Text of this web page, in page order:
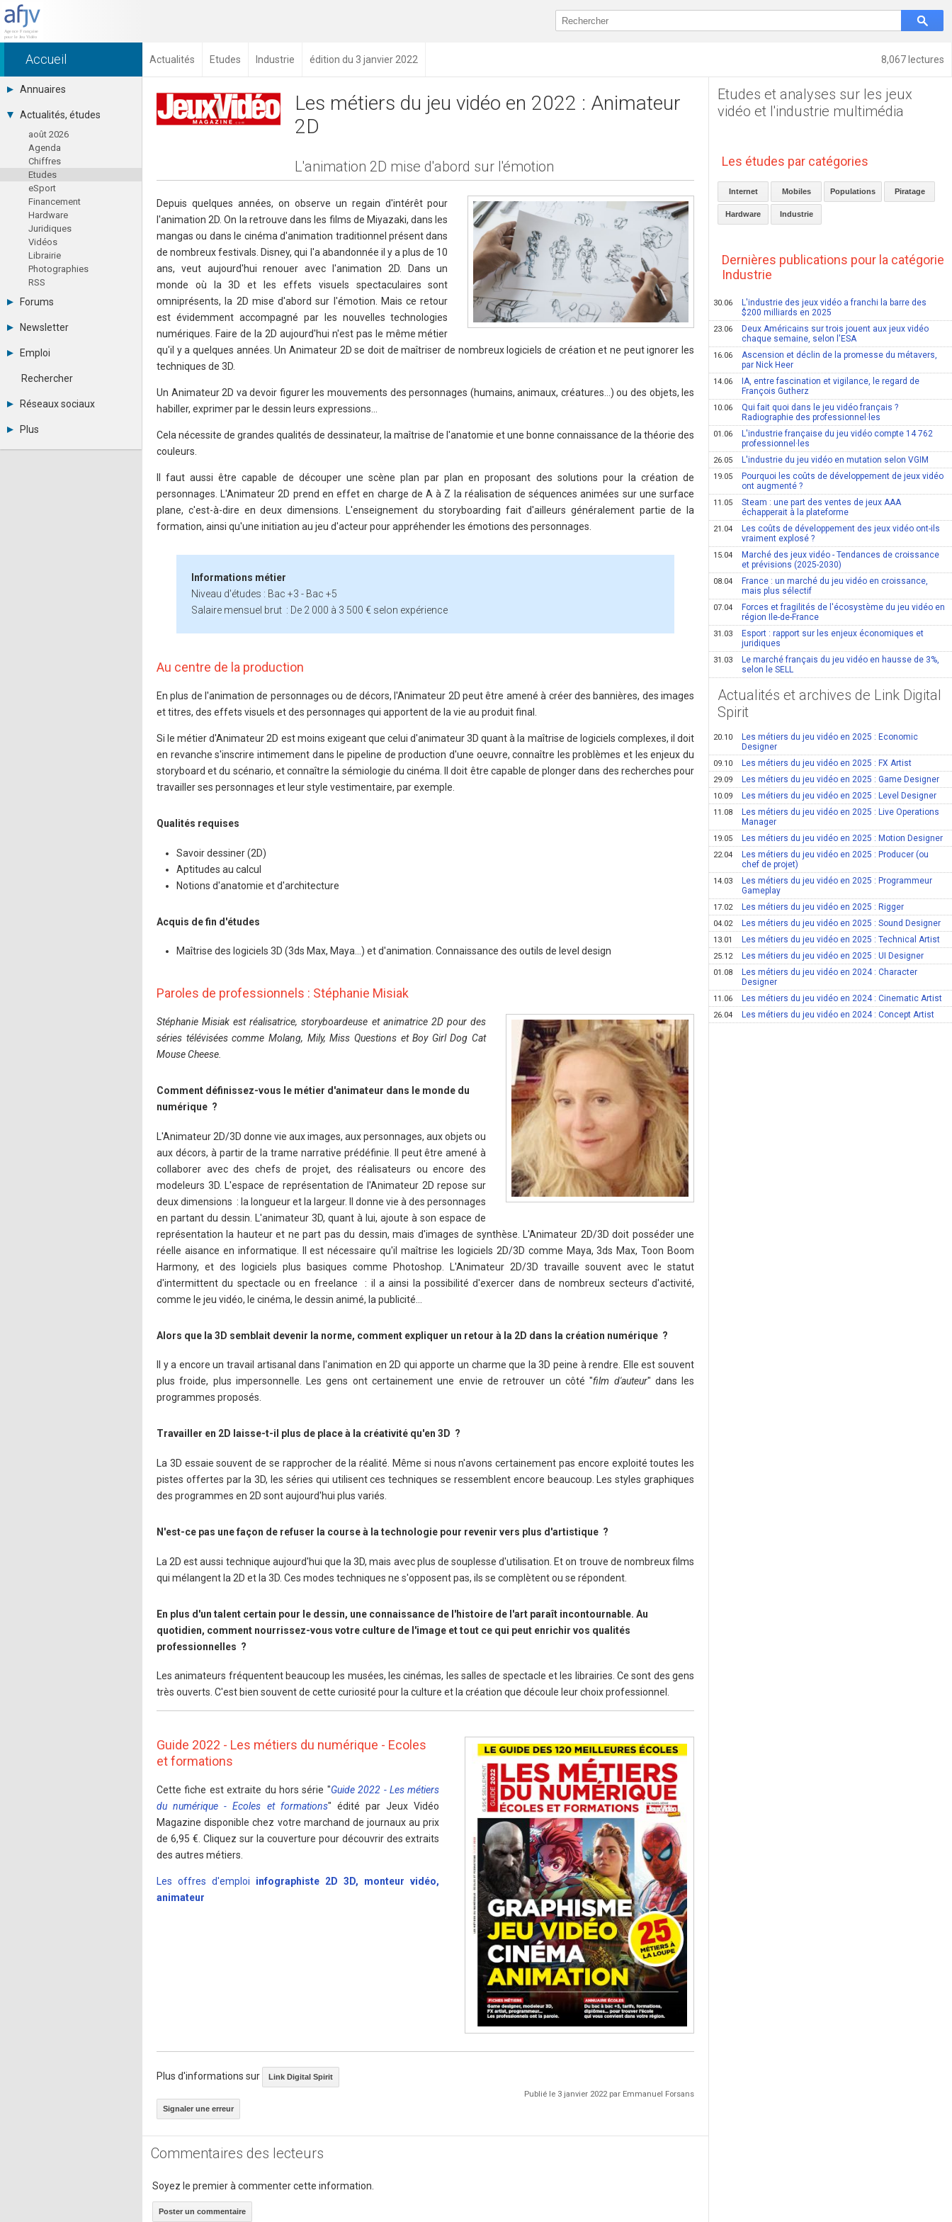
8,067 lectures
Accueil Actualités Etudes Industrie édition du 3 janvier 2022
Annuaires
Toutes les sociétés (691)
Studios (418)
Editeurs (49)
Distributeurs (16)
Hard. / Accessoires (10)
Middlewares (15)
Prestataires (99)
Assoc. / Syndicats (21)
Formations / Ecoles (46)
Presse spécialisée (17)
Actualités, études
août 2026
Agenda
Chiffres
Etudes
eSport
Financement
Hardware
Juridiques
Vidéos
Librairie
Photographies
RSS
Forums
Tous les forums
Se connecter
Messages privés
Contacter un modérateur
Newsletter
Archives
Abonnement
Emploi
Consulter les annonces
Observatoire de l'emploi
Rechercher
Réseaux sociaux
LinkedIn
Plus
Annonceurs
Les métiers du jeu vidéo en 2022 : Animateur
2D
L'animation 2D mise d'abord sur l'émotion
Depuis quelques années, on observe un regain d'intérêt pour
l'animation 2D. On la retrouve dans les films de ­Miyazaki, dans les
mangas ou dans le cinéma d'animation traditionnel présent dans
de nombreux festivals. Disney, qui l'a abandonnée il y a plus de 10
ans, veut aujourd'hui renouer avec l'animation 2D. Dans un
monde où la 3D et les effets visuels spectaculaires sont
omniprésents, la 2D mise d'abord sur l'émotion. Mais ce retour
est évidemment accompagné par les nouvelles technologies
numériques. Faire de la 2D aujourd'hui n'est pas le même métier
qu'il y a quelques années. Un Animateur 2D se doit de maîtriser de nombreux logiciels de création et ne peut ignorer les
techniques de 3D.
Un Animateur 2D va devoir figurer les mouvements des personnages (humains, animaux, créatures…) ou des objets, les
habiller, exprimer par le dessin leurs expressions…
Cela nécessite de grandes qualités de dessinateur, la maîtrise de l'anatomie et une bonne connaissance de la théorie des
couleurs.
Il faut aussi être capable de découper une scène plan par plan en proposant des solutions pour la création de
personnages. L'Animateur 2D prend en effet en charge de A à Z la réalisation de séquences animées sur une surface
plane, c'est-à-dire en deux dimensions. L'enseignement du storyboarding fait d'ailleurs généralement partie de la
formation, ainsi qu'une initiation au jeu d'acteur pour appréhender les émotions des personnages.
Informations métier
Niveau d'études : Bac +3 - Bac +5
Salaire mensuel brut : De 2 000 à 3 500 € selon expérience
Au centre de la production
En plus de l'animation de personnages ou de décors, l'Animateur 2D peut être amené à créer des bannières, des images
et titres, des effets visuels et des personnages qui apportent de la vie au produit final.
Si le métier d'Animateur 2D est moins exigeant que celui d'animateur 3D quant à la maîtrise de logiciels complexes, il doit
en revanche s'inscrire intimement dans le pipeline de production d'une oeuvre, connaître les problèmes et les enjeux du
storyboard et du scénario, et connaître la sémiologie du cinéma. Il doit être capable de plonger dans des recherches pour
travailler ses personnages et leur style vestimentaire, par exemple.
Qualités requises
Savoir dessiner (2D)
Aptitudes au calcul
Notions d'anatomie et d'architecture
Acquis de fin d'études
Maîtrise des logiciels 3D (3ds Max, Maya…) et d'animation. Connaissance des outils de level design
Paroles de professionnels : Stéphanie Misiak
Stéphanie Misiak est réalisatrice, storyboardeuse et animatrice 2D pour des
séries télévisées comme Molang, Mily, Miss Questions et Boy Girl Dog Cat
Mouse Cheese.
Comment définissez-vous le métier d'animateur dans le monde du
numérique ?
L'Animateur 2D/3D donne vie aux images, aux personnages, aux objets ou
aux décors, à partir de la trame narrative prédéfinie. Il peut être amené à
collaborer avec des chefs de projet, des réalisateurs ou encore des
modeleurs 3D. L'espace de représentation de l'Animateur 2D repose sur
deux dimensions : la longueur et la largeur. Il donne vie à des personnages
en partant du dessin. L'animateur 3D, quant à lui, ajoute à son espace de
représentation la hauteur et ne part pas du dessin, mais d'images de synthèse. L'Animateur 2D/3D doit posséder une
réelle aisance en informatique. Il est nécessaire qu'il maîtrise les logiciels 2D/3D comme Maya, 3ds Max, Toon Boom
Harmony, et des logiciels plus basiques comme Photoshop. L'Animateur 2D/3D travaille souvent avec le statut
d'intermittent du spectacle ou en freelance : il a ainsi la possibilité d'exercer dans de nombreux secteurs ­d'activité,
comme le jeu vidéo, le cinéma, le dessin animé, la publicité…
Alors que la 3D semblait devenir la norme, comment expliquer un retour à la 2D dans la création numérique ?
Il y a encore un travail artisanal dans l'animation en 2D qui apporte un charme que la 3D peine à rendre. Elle est souvent
plus froide, plus impersonnelle. Les gens ont certainement une envie de retrouver un côté "film d'auteur" dans les
programmes proposés.
Travailler en 2D laisse-t-il plus de place à la créativité qu'en 3D ?
La 3D essaie souvent de se rapprocher de la réalité. Même si nous n'avons certainement pas encore exploité toutes les
pistes offertes par la 3D, les séries qui utilisent ces techniques se ressemblent encore beaucoup. Les styles graphiques
des programmes en 2D sont aujourd'hui plus variés.
N'est-ce pas une façon de refuser la course à la technologie pour revenir vers plus d'artistique ?
La 2D est aussi technique aujourd'hui que la 3D, mais avec plus de souplesse d'utilisation. Et on trouve de nombreux films
qui mélangent la 2D et la 3D. Ces modes techniques ne s'opposent pas, ils se complètent ou se répondent.
En plus d'un talent certain pour le dessin, une connaissance de l'histoire de l'art paraît incontournable. Au
quotidien, comment nourrissez-vous votre culture de l'image et tout ce qui peut enrichir vos qualités
professionnelles ?
Les animateurs fréquentent beaucoup les musées, les cinémas, les salles de spectacle et les librairies. Ce sont des gens
très ouverts. C'est bien souvent de cette curiosité pour la culture et la création que découle leur choix professionnel.
Guide 2022 - Les métiers du numérique - Ecoles
et formations
Cette fiche est extraite du hors série "Guide 2022 - Les métiers
du numérique - Ecoles et formations" édité par Jeux Vidéo
Magazine disponible chez votre marchand de journaux au prix
de 6,95 €. Cliquez sur la couverture pour découvrir des extraits
des autres métiers.
Les offres d'emploi infographiste 2D 3D, monteur vidéo,
animateur
Plus d'informations sur Link Digital Spirit
Publié le 3 janvier 2022 par Emmanuel Forsans
Signaler une erreur
Commentaires des lecteurs
Soyez le premier à commenter cette information.
Poster un commentaire
Etudes et analyses sur les jeux
vidéo et l'industrie multimédia
Les études par catégories
Internet Mobiles Populations Piratage
Hardware Industrie
Dernières publications pour la catégorie
Industrie
30.06
L'industrie des jeux vidéo a franchi la barre des
$200 milliards en 2025
23.06
Deux Américains sur trois jouent aux jeux vidéo
chaque semaine, selon l'ESA
16.06
Ascension et déclin de la promesse du métavers,
par Nick Heer
14.06
IA, entre fascination et vigilance, le regard de
François Gutherz
10.06
Qui fait quoi dans le jeu vidéo français ?
Radiographie des professionnel·les
01.06
L'industrie française du jeu vidéo compte 14 762
professionnel·les
26.05 L'industrie du jeu vidéo en mutation selon VGIM
19.05
Pourquoi les coûts de développement de jeux vidéo
ont augmenté ?
11.05
Steam : une part des ventes de jeux AAA
échapperait à la plateforme
21.04
Les coûts de développement des jeux vidéo ont-ils
vraiment explosé ?
15.04
Marché des jeux vidéo - Tendances de croissance
et prévisions (2025-2030)
08.04
France : un marché du jeu vidéo en croissance,
mais plus sélectif
07.04
Forces et fragilités de l'écosystème du jeu vidéo en
région Ile-de-France
31.03
Esport : rapport sur les enjeux économiques et
juridiques
31.03
Le marché français du jeu vidéo en hausse de 3%,
selon le SELL
Actualités et archives de Link Digital
Spirit
20.10
Les métiers du jeu vidéo en 2025 : Economic
Designer
09.10 Les métiers du jeu vidéo en 2025 : FX Artist
29.09 Les métiers du jeu vidéo en 2025 : Game Designer
10.09 Les métiers du jeu vidéo en 2025 : Level Designer
11.08
Les métiers du jeu vidéo en 2025 : Live Operations
Manager
19.05 Les métiers du jeu vidéo en 2025 : Motion Designer
22.04
Les métiers du jeu vidéo en 2025 : Producer (ou
chef de projet)
14.03
Les métiers du jeu vidéo en 2025 : Programmeur
Gameplay
17.02 Les métiers du jeu vidéo en 2025 : Rigger
04.02 Les métiers du jeu vidéo en 2025 : Sound Designer
13.01 Les métiers du jeu vidéo en 2025 : Technical Artist
25.12 Les métiers du jeu vidéo en 2025 : UI Designer
01.08
Les métiers du jeu vidéo en 2024 : Character
Designer
11.06 Les métiers du jeu vidéo en 2024 : Cinematic Artist
26.04 Les métiers du jeu vidéo en 2024 : Concept Artist